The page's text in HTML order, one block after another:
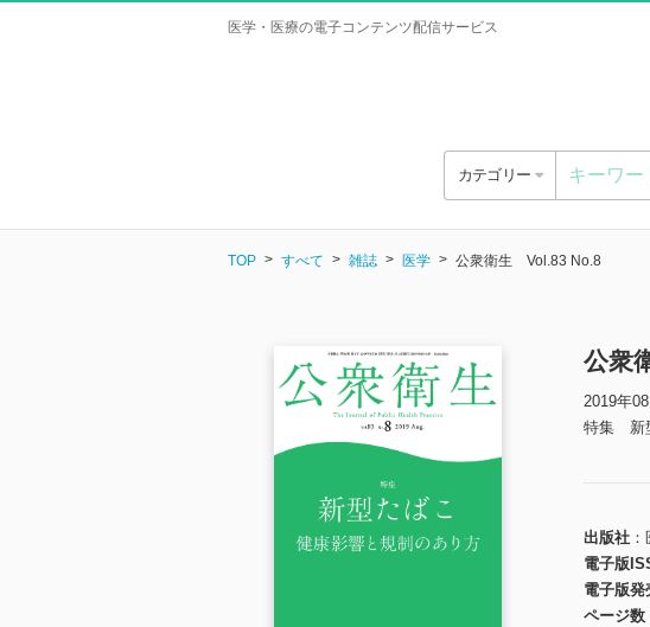
医学・医療の電子コンテンツ配信サービス
カテゴリー
TOP すべて 雑誌 医学 公衆衛生 Vol.83 No.8
公衆
2019年
特集 新
出版社
電子版
電子版発
ページ数